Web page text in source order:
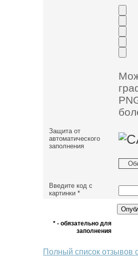
Защита от
автоматического
заполнения
Введите код с
картинки *
* - обязательно для
заполнения
Полный список отзывов